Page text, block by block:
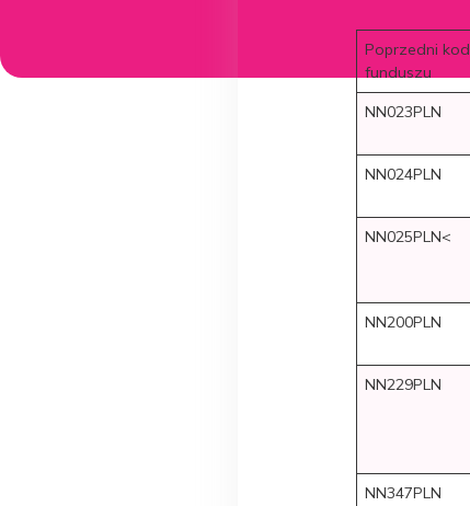
Poprzedni kod
funduszu
NN023PLN
NN024PLN
NN025PLN<
NN200PLN
NN229PLN
NN347PLN